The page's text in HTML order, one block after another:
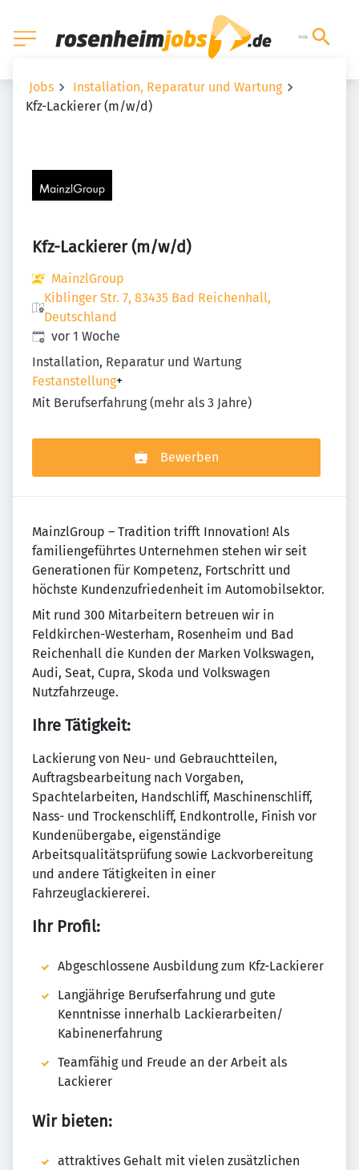
Jobs
Installation, Reparatur und Wartung
Kfz-Lackierer (m/w/d)
Kfz-Lackierer (m/w/d)
MainzlGroup
Kiblinger Str. 7, 83435 Bad Reichenhall,
Deutschland
Veröffentlicht:
vor 1 Woche
Installation, Reparatur und Wartung
Festanstellung+
Mit Berufserfahrung (mehr als 3 Jahre)
Bewerben
MainzlGroup – Tradition trifft Innovation! Als
familiengeführtes Unternehmen stehen wir seit
Generationen für Kompetenz, Fortschritt und
höchste Kundenzufriedenheit im Automobilsektor.
Mit rund 300 Mitarbeitern betreuen wir in
Feldkirchen-Westerham, Rosenheim und Bad
Reichenhall die Kunden der Marken Volkswagen,
Audi, Seat, Cupra, Skoda und Volkswagen
Nutzfahrzeuge.
Ihre Tätigkeit:
Lackierung von Neu- und Gebrauchtteilen,
Auftragsbearbeitung nach Vorgaben,
Spachtelarbeiten, Handschliff, Maschinenschliff,
Nass- und Trockenschliff, Endkontrolle, Finish vor
Kundenübergabe, eigenständige
Arbeitsqualitätsprüfung sowie Lackvorbereitung
und andere Tätigkeiten in einer
Fahrzeuglackiererei.
Ihr Profil:
Abgeschlossene Ausbildung zum Kfz-Lackierer
Langjährige Berufserfahrung und gute
Kenntnisse innerhalb Lackierarbeiten/
Kabinenerfahrung
Teamfähig und Freude an der Arbeit als
Lackierer
Wir bieten:
attraktives Gehalt mit vielen zusätzlichen